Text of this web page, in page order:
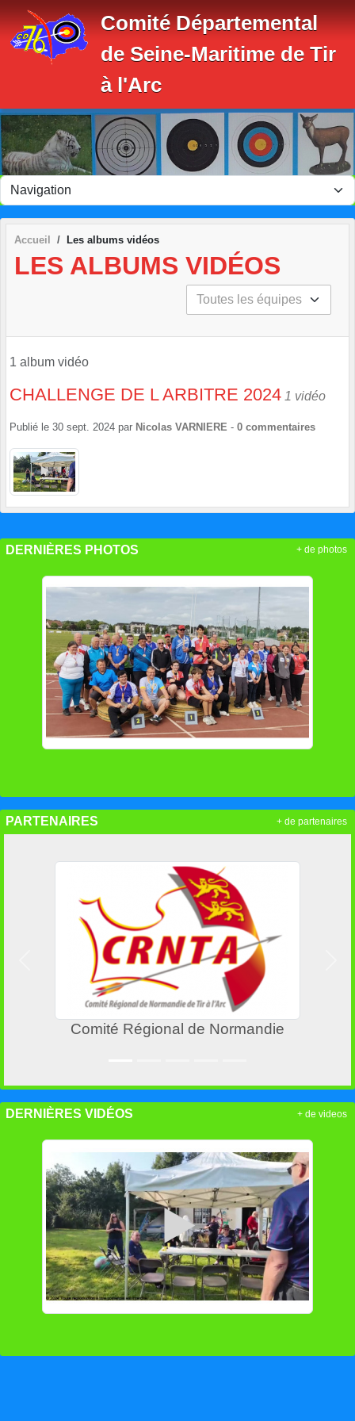
Comité Départemental
de Seine-Maritime de Tir
à l'Arc
Accueil Les albums vidéos
LES ALBUMS VIDÉOS
1 album vidéo
CHALLENGE DE L ARBITRE 2024 1 vidéo
Publié le 30 sept. 2024 par Nicolas VARNIERE - 0 commentaires
DERNIÈRES PHOTOS + de photos
PARTENAIRES
Comité Régional de Normandie
+ de partenaires
DERNIÈRES VIDÉOS + de videos
Panneau de gestion des cookies